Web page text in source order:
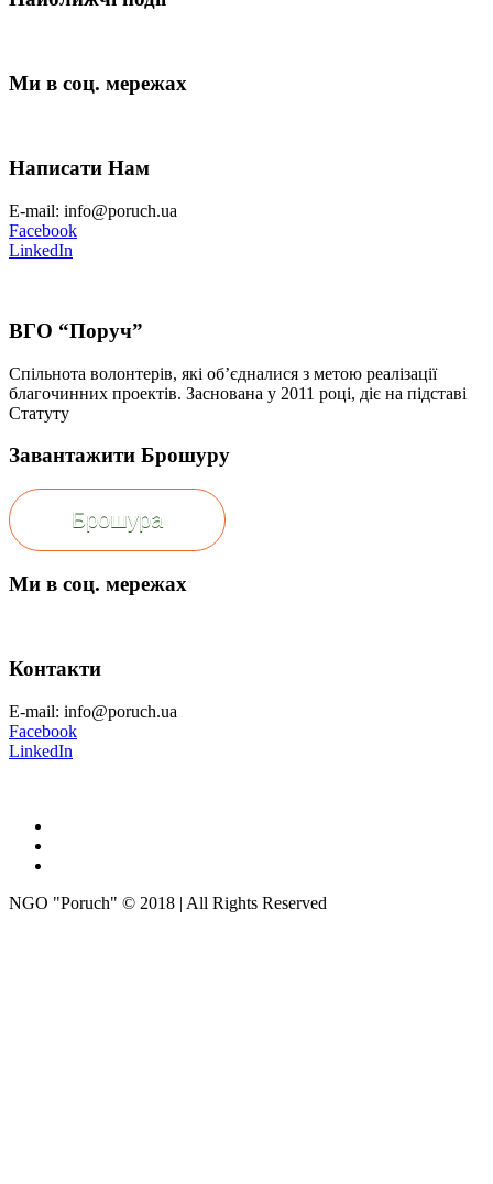
Ми в соц. мережах
Написати Нам
E-mail: info@poruch.ua
Facebook
LinkedIn
ВГО “Поруч”
Спільнота волонтерів, які об’єдналися з метою реалізації
благочинних проектів. Заснована у 2011 році, діє на підставі
Статуту
Завантажити Брошуру
Брошура
Ми в соц. мережах
Контакти
E-mail: info@poruch.ua
Facebook
LinkedIn
NGO "Poruch" © 2018 | All Rights Reserved